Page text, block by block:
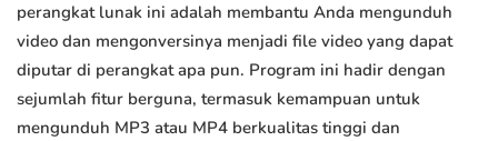
perangkat lunak ini adalah membantu Anda mengunduh
video dan mengonversinya menjadi file video yang dapat
diputar di perangkat apa pun. Program ini hadir dengan
sejumlah fitur berguna, termasuk kemampuan untuk
mengunduh MP3 atau MP4 berkualitas tinggi dan